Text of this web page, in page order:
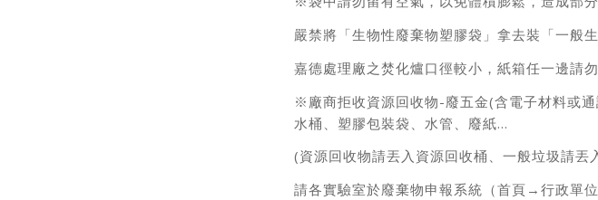
嚴禁將「生物性廢棄物塑膠袋」拿去裝「一般
嘉德處理廠之焚化爐口徑較小，紙箱任一邊請
※廠商拒收資源回收物-廢五金(含電子材料或
水桶、塑膠包裝袋、水管、廢紙…
(資源回收物請丟入資源回收桶、一般垃圾請丟
請各實驗室於廢棄物申報系統（首頁→行政